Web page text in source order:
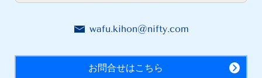
wafu.kihon@nifty.com
お問合せはこちら